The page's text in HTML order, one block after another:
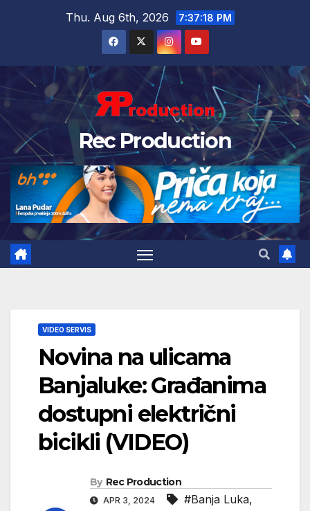
Thu. Aug 6th, 2026 7:37:20 PM
Rec Production
VIDEO SERVIS
Novina na ulicama
Banjaluke: Građanima
dostupni električni
bicikli (VIDEO)
By Rec Production
APR 3, 2024 #Banja Luka,